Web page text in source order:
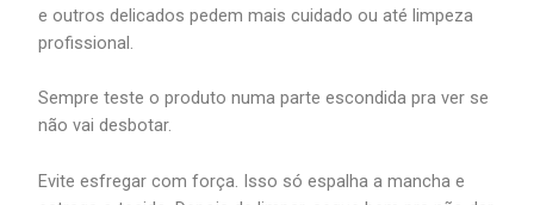
e outros delicados pedem mais cuidado ou até limpeza
profissional.
Sempre teste o produto numa parte escondida pra ver se
não vai desbotar.
Evite esfregar com força. Isso só espalha a mancha e